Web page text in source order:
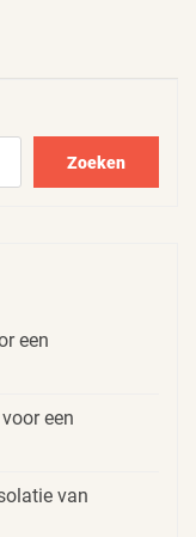
Zoeken
een
een
van